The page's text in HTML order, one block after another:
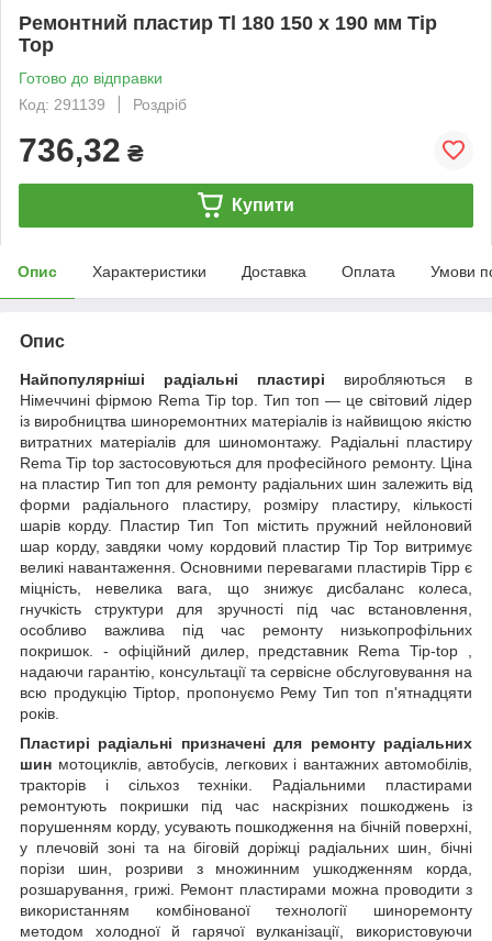
Ремонтний пластир Tl 180 150 х 190 мм Tip
Top
Готово до відправки
Код: 291139
Роздріб
736,32 ₴
Купити
Опис Характеристики Доставка Оплата Умови
Опис
Найпопулярніші радіальні пластирі виробляються в
Німеччині фірмою Rema Tip top. Тип топ — це світовий лідер
із виробництва шиноремонтних матеріалів із найвищою якістю
витратних матеріалів для шиномонтажу. Радіальні пластиру
Rema Tip top застосовуються для професійного ремонту. Ціна
на пластир Тип топ для ремонту радіальних шин залежить від
форми радіального пластиру, розміру пластиру, кількості
шарів корду. Пластир Тип Топ містить пружний нейлоновий
шар корду, завдяки чому кордовий пластир Tip Top витримує
великі навантаження. Основними перевагами пластирів Tipp є
міцність, невелика вага, що знижує дисбаланс колеса,
гнучкість структури для зручності під час встановлення,
особливо важлива під час ремонту низькопрофільних
покришок. - офіційний дилер, представник Rema Tip-top ,
надаючи гарантію, консультації та сервісне обслуговування на
всю продукцію Tiptop, пропонуємо Рему Тип топ п'ятнадцяти
років.
Пластирі радіальні призначені для ремонту радіальних
шин мотоциклів, автобусів, легкових і вантажних автомобілів,
тракторів і сільхоз техніки. Радіальними пластирами
ремонтують покришки під час наскрізних пошкоджень із
порушенням корду, усувають пошкодження на бічній поверхні,
у плечовій зоні та на біговій доріжці радіальних шин, бічні
порізи шин, розриви з множинним ушкодженням корда,
розшарування, грижі. Ремонт пластирами можна проводити з
використанням комбінованої технології шиноремонту
методом холодної й гарячої вулканізації, використовуючи